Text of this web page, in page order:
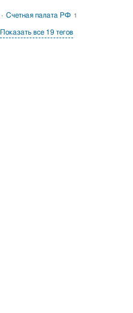
Счетная палата РФ 1
Показать все 19 тегов